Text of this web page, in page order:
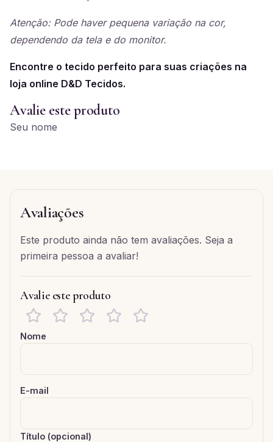
Atenção: Pode haver pequena variação na cor,
dependendo da tela e do monitor.
Encontre o tecido perfeito para suas criações na
loja online D&D Tecidos.
Avalie este produto
Seu nome
Avaliações
Este produto ainda não tem avaliações. Seja a
primeira pessoa a avaliar!
Avalie este produto
Nome
E-mail
Título (opcional)